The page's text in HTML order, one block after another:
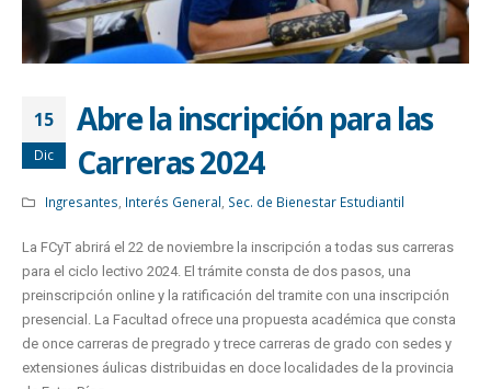
15
Dic
Abre la inscripción para las
Carreras 2024
Ingresantes Interés General Sec. de Bienestar Estudiantil
La FCyT abrirá el 22 de noviembre la inscripción a todas sus carreras
para el ciclo lectivo 2024. El trámite consta de dos pasos, una
preinscripción online y la ratificación del tramite con una inscripción
presencial. La Facultad ofrece una propuesta académica que consta
de once carreras de pregrado y trece carreras de grado con sedes y
extensiones áulicas distribuidas en doce localidades de la provincia